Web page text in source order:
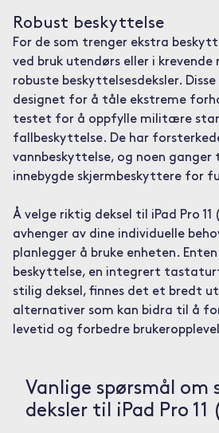
Robust beskyttelse
For de som trenger ekstra
ved bruk utendørs eller i krevende
robuste beskyttelsesdeksler. Disse
designet for å tåle ekstreme
testet for å oppfylle militære
fallbeskyttelse. De har
vannbeskyttelse, og noen ganger
innebygde skjermbeskyttere for
Å velge riktig deksel til iPad Pro 11
avhenger av dine individuelle
planlegger å bruke enheten.
beskyttelse, en integrert
stilig deksel, finnes det et bredt
alternativer som kan bidra til å
levetid og forbedre
Vanlige spørsmål om
deksler til iPad Pro 11